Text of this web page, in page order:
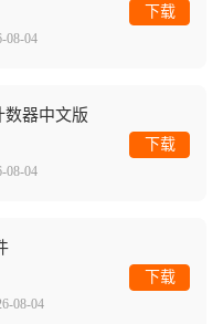
08-04
下载
数器中文版
08-04
下载
08-04
下载